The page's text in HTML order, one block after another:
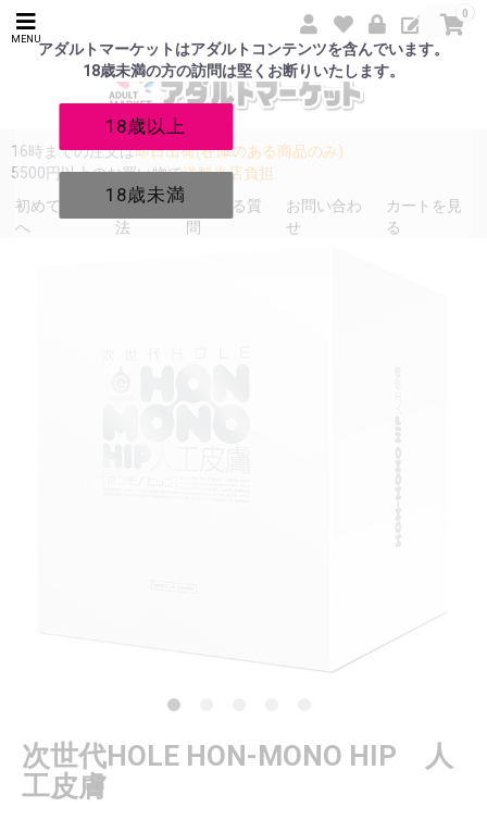
アダルトマーケットはアダルトコンテンツを含んでいます。
18歳未満の方の訪問は堅くお断りいたします。
18歳以上
18歳未満
MENU
0
16時までの注文は即日出荷(在庫のある商品のみ)
5500円以上のお買い物で送料当店負担
初めての方
へ
発送方
法
よくある質
問
お問い合わ
せ
カートを見
る
次世代HOLE HON-MONO HIP 人
工皮膚